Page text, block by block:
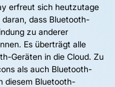
erfreut sich heutzutage
dass Bluetooth-
zu anderer
Es überträgt alle
Geräten in die Cloud. Zu
als auch Bluetooth-
diesem Bluetooth-